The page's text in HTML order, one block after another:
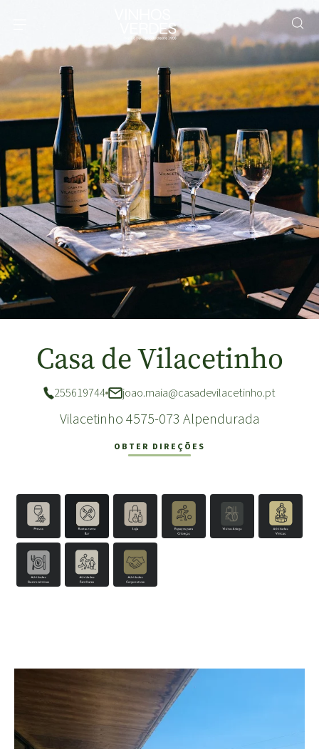
Casa de Vilacetinho
255619744 joao.maia@casadevilacetinho.pt
Vilacetinho 4575-073 Alpendurada
OBTER DIREÇÕES